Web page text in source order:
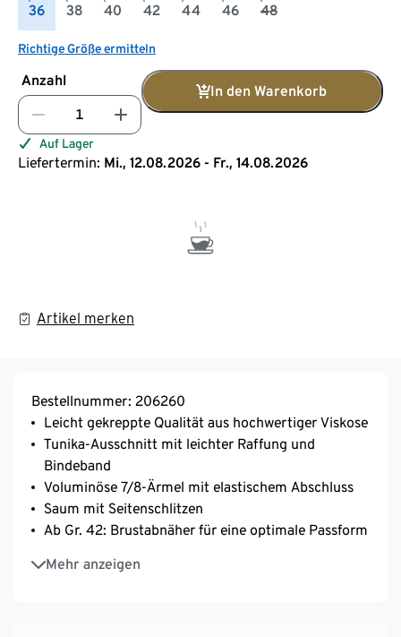
36 38 40 42 44 46 48
Richtige Größe ermitteln
Anzahl
In den Warenkorb
Auf Lager
Liefertermin: Mi., 12.08.2026 - Fr., 14.08.2026
Artikel merken
Bestellnummer: 206260
Leicht gekreppte Qualität aus hochwertiger Viskose
Tunika-Ausschnitt mit leichter Raffung und
Bindeband
Voluminöse 7/8-Ärmel mit elastischem Abschluss
Saum mit Seitenschlitzen
Ab Gr. 42: Brustabnäher für eine optimale Passform
Mehr anzeigen
Sommerlicher Alloverprint